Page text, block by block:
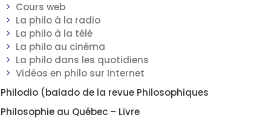
Cours web
La philo à la radio
La philo à la télé
La philo au cinéma
La philo dans les quotidiens
Vidéos en philo sur Internet
Philodio (balado de la revue Philosophiques
Philosophie au Québec – Livre